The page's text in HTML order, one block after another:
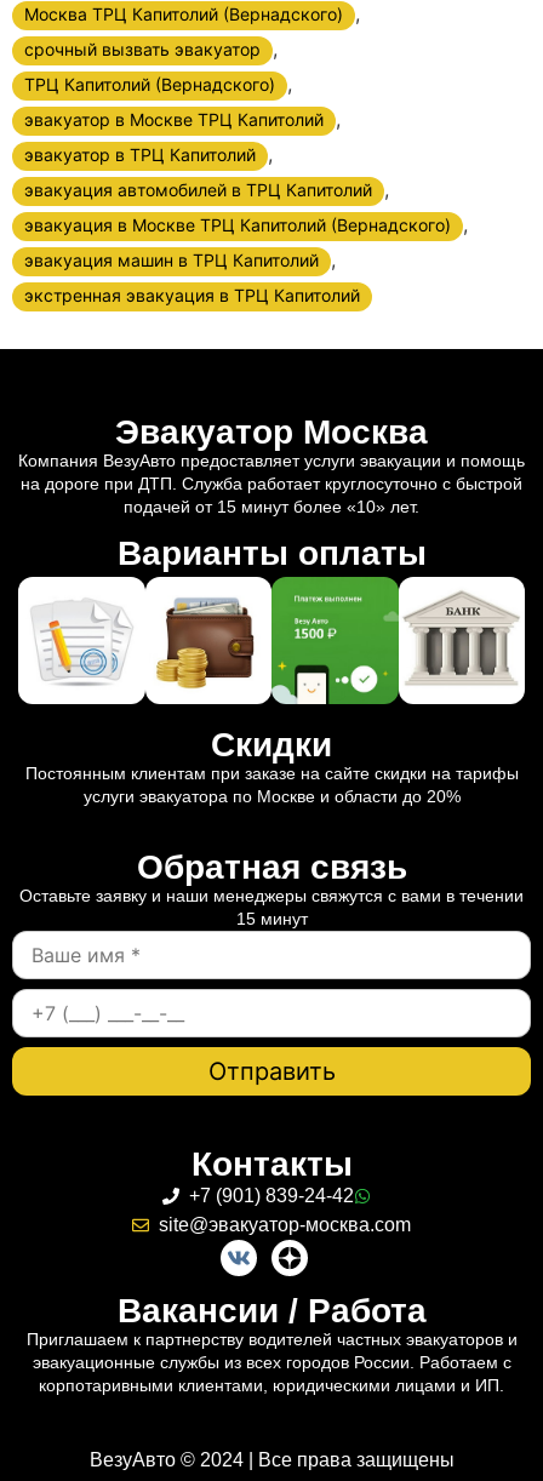
Москва ТРЦ Капитолий (Вернадского) ,
срочный вызвать эвакуатор ,
ТРЦ Капитолий (Вернадского) ,
эвакуатор в Москве ТРЦ Капитолий ,
эвакуатор в ТРЦ Капитолий ,
эвакуация автомобилей в ТРЦ Капитолий ,
эвакуация в Москве ТРЦ Капитолий (Вернадского) ,
эвакуация машин в ТРЦ Капитолий ,
экстренная эвакуация в ТРЦ Капитолий
Эвакуатор Москва
Компания ВезуАвто предоставляет услуги эвакуации и помощь
на дороге при ДТП. Служба работает круглосуточно с быстрой
подачей от 15 минут более «10» лет.
Варианты оплаты
Скидки
Постоянным клиентам при заказе на сайте скидки на тарифы
услуги эвакуатора по Москве и области до 20%
Обратная связь
Оставьте заявку и наши менеджеры свяжутся с вами в течении
15 минут
Контакты
+7 (901) 839-24-42
site@эвакуатор-москва.com
Вакансии / Работа
Приглашаем к партнерству водителей частных эвакуаторов и
эвакуационные службы из всех городов России. Работаем с
корпотаривными клиентами, юридическими лицами и ИП.
ВезуАвто © 2024 | Все права защищены